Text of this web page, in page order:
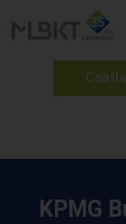
KPMG